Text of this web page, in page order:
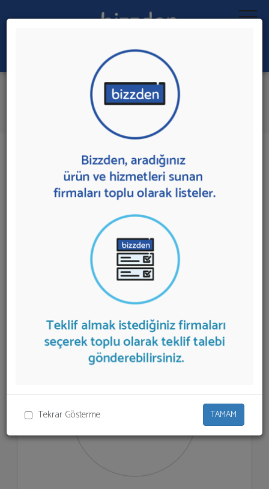
Tekrar Gösterme TAMAM
Ara:
Network Çözümleri
İlk 2 Firmadan Teklif İste
2 sonuç bulundu.
Çankaya'daNetwork Çözümleri
firmalar aşağıda listelenmektedir. Network Çözümleri
teklifi almak için listeden seçim yapıp ya da "İlk 5
Firmadan Teklif İste" kısmından toplu olarak teklif
talebinizi firmalara aktarabilirsiniz.